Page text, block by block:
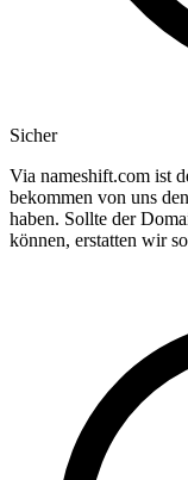
Sicher
Via nameshift.com ist
bekommen von uns
haben. Sollte der
können, erstatten wir